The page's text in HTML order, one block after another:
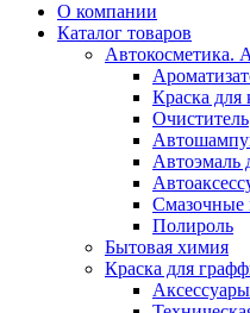
О компании
Каталог товаров
Автокосметика.
Краска для
Очиститель
Автоэмаль
Смазочные
Полироль
Бытовая химия
Краска для
Аксессуары